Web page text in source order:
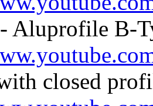
Aluprofile B-
closed